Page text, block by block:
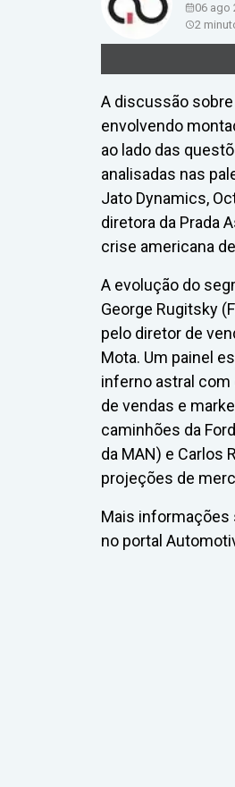
06 ago
2
A discussão
envolvendo
ao lado das
analisadas nas
Jato Dynamics,
diretora da Prada
crise americana
A evolução do
George Rugitsky
pelo diretor de
Mota. Um painel
inferno astral com
de vendas e
caminhões da
da MAN) e Carlos
projeções de
Mais informações
no portal